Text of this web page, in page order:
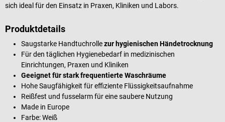
sich ideal für den Einsatz in Praxen, Kliniken und Labors.
Produktdetails
Saugstarke Handtuchrollezur hygienischen Händetrocknung
Für den täglichen Hygienebedarf in medizinischen
Einrichtungen, Praxen und Kliniken
Geeignet für stark frequentierte Waschräume
Hohe Saugfähigkeit für effiziente Flüssigkeitsaufnahme
Reißfest und fusselarm für eine saubere Nutzung
Made in Europe
Farbe: Weiß